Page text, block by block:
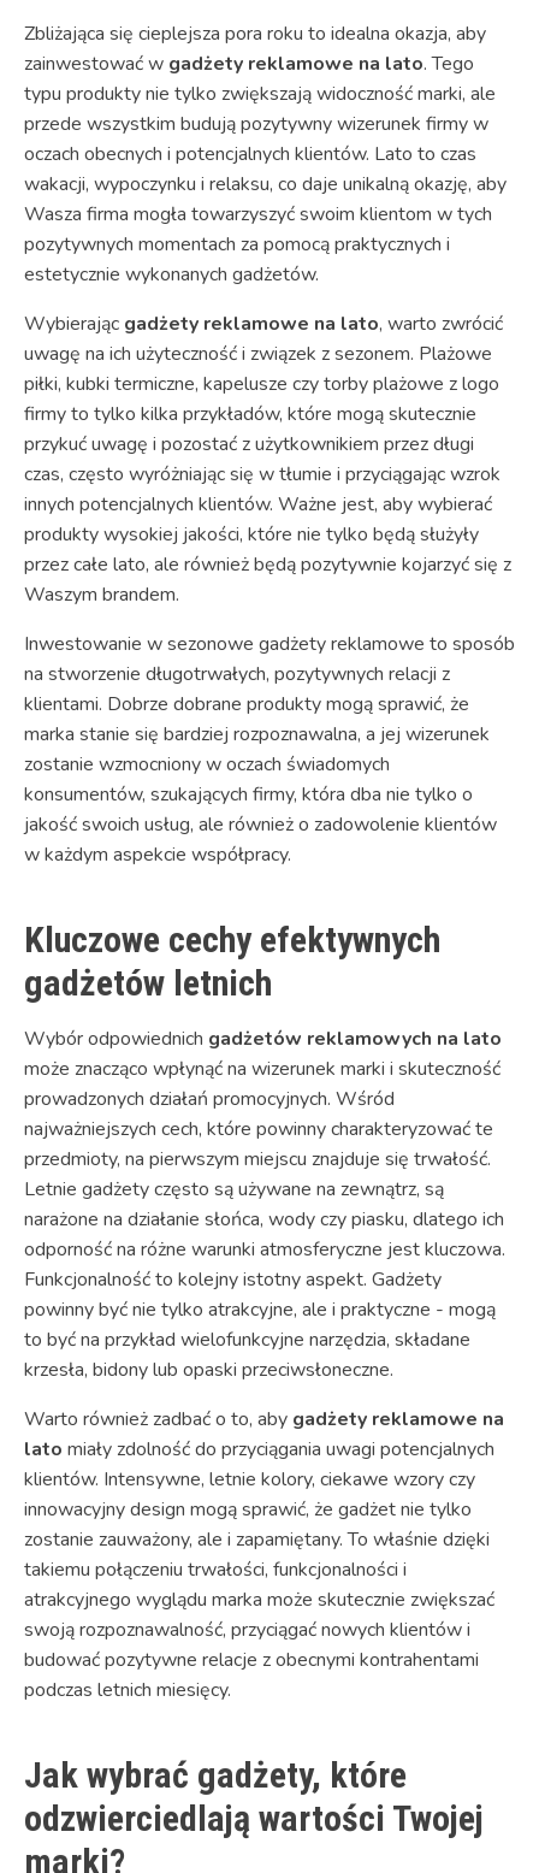
Zbliżająca się cieplejsza pora roku to idealna okazja, aby
zainwestować w gadżety reklamowe na lato. Tego
typu produkty nie tylko zwiększają widoczność marki, ale
przede wszystkim budują pozytywny wizerunek firmy w
oczach obecnych i potencjalnych klientów. Lato to czas
wakacji, wypoczynku i relaksu, co daje unikalną okazję, aby
Wasza firma mogła towarzyszyć swoim klientom w tych
pozytywnych momentach za pomocą praktycznych i
estetycznie wykonanych gadżetów.
Wybierając gadżety reklamowe na lato, warto zwrócić
uwagę na ich użyteczność i związek z sezonem. Plażowe
piłki, kubki termiczne, kapelusze czy torby plażowe z logo
firmy to tylko kilka przykładów, które mogą skutecznie
przykuć uwagę i pozostać z użytkownikiem przez długi
czas, często wyróżniając się w tłumie i przyciągając wzrok
innych potencjalnych klientów. Ważne jest, aby wybierać
produkty wysokiej jakości, które nie tylko będą służyły
przez całe lato, ale również będą pozytywnie kojarzyć się z
Waszym brandem.
Inwestowanie w sezonowe gadżety reklamowe to sposób
na stworzenie długotrwałych, pozytywnych relacji z
klientami. Dobrze dobrane produkty mogą sprawić, że
marka stanie się bardziej rozpoznawalna, a jej wizerunek
zostanie wzmocniony w oczach świadomych
konsumentów, szukających firmy, która dba nie tylko o
jakość swoich usług, ale również o zadowolenie klientów
w każdym aspekcie współpracy.
Kluczowe cechy efektywnych
gadżetów letnich
Wybór odpowiednich gadżetów reklamowych na lato
może znacząco wpłynąć na wizerunek marki i skuteczność
prowadzonych działań promocyjnych. Wśród
najważniejszych cech, które powinny charakteryzować te
przedmioty, na pierwszym miejscu znajduje się trwałość.
Letnie gadżety często są używane na zewnątrz, są
narażone na działanie słońca, wody czy piasku, dlatego ich
odporność na różne warunki atmosferyczne jest kluczowa.
Funkcjonalność to kolejny istotny aspekt. Gadżety
powinny być nie tylko atrakcyjne, ale i praktyczne - mogą
to być na przykład wielofunkcyjne narzędzia, składane
krzesła, bidony lub opaski przeciwsłoneczne.
Warto również zadbać o to, aby gadżety reklamowe na
lato miały zdolność do przyciągania uwagi potencjalnych
klientów. Intensywne, letnie kolory, ciekawe wzory czy
innowacyjny design mogą sprawić, że gadżet nie tylko
zostanie zauważony, ale i zapamiętany. To właśnie dzięki
takiemu połączeniu trwałości, funkcjonalności i
atrakcyjnego wyglądu marka może skutecznie zwiększać
swoją rozpoznawalność, przyciągać nowych klientów i
budować pozytywne relacje z obecnymi kontrahentami
podczas letnich miesięcy.
Jak wybrać gadżety, które
odzwierciedlają wartości Twojej
marki?